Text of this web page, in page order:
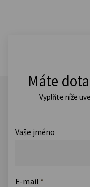
Máte
Vyplňte níže
Vaše jméno
E-mail *